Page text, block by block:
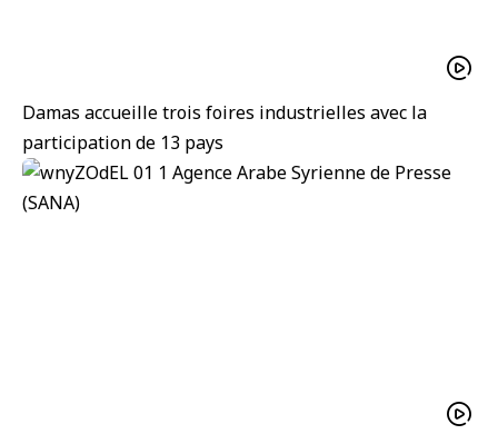
Damas accueille trois foires industrielles avec la
participation de 13 pays